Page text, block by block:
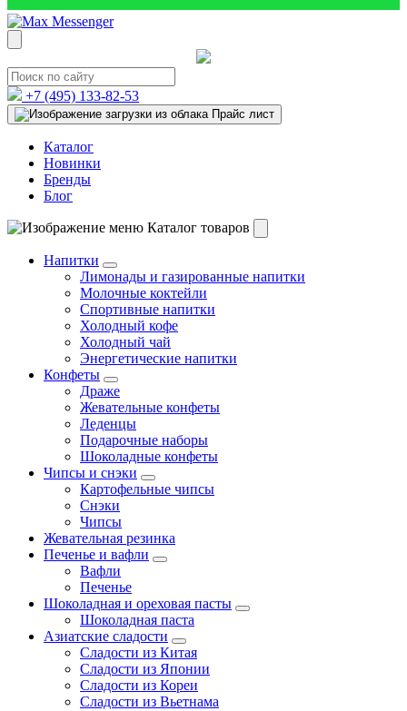
+7 (495) 133-82-53
Прайс лист
Каталог
Новинки
Бренды
Блог
Каталог товаров
Напитки
Лимонады и газированные напитки
Молочные коктейли
Спортивные напитки
Холодный кофе
Холодный чай
Энергетические напитки
Конфеты
Драже
Жевательные конфеты
Леденцы
Подарочные наборы
Шоколадные конфеты
Чипсы и снэки
Картофельные чипсы
Снэки
Чипсы
Жевательная резинка
Печенье и вафли
Вафли
Печенье
Шоколадная и ореховая пасты
Шоколадная паста
Азиатские сладости
Сладости из Китая
Сладости из Японии
Сладости из Кореи
Сладости из Вьетнама